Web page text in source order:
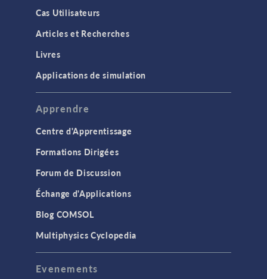
Cas Utilisateurs
Articles et Recherches
Livres
Applications de simulation
Apprendre
Centre d'Apprentissage
Formations Dirigées
Forum de Discussion
Échange d'Applications
Blog COMSOL
Multiphysics Cyclopedia
Evenements